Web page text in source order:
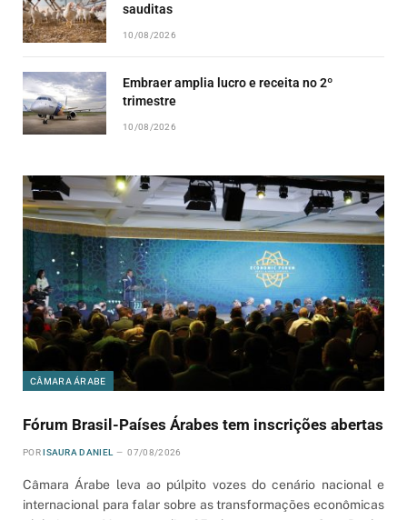
sauditas
10/08/2026
Embraer amplia lucro e receita no 2º
trimestre
10/08/2026
CÂMARA ÁRABE
Fórum Brasil-Países Árabes tem inscrições abertas
POR ISAURA DANIEL 07/08/2026
Câmara Árabe leva ao púlpito vozes do cenário nacional e
internacional para falar sobre as transformações econômicas